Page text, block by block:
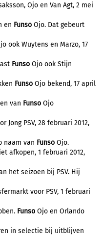
Ojo en Van Agt, 2 mei
en Funso Ojo. Dat gebeurt
ook Wuytens en Marzo, 17
Funso Ojo ook Stijn
Funso Ojo bekend, 17 april
van Funso Ojo
Jong PSV, 28 februari 2012,
naam van Funso Ojo.
afkopen, 1 februari 2012,
het seizoen bij PSV. Hij
voor PSV, 1 februari
Funso Ojo en Orlando
in selectie bij uitblijven